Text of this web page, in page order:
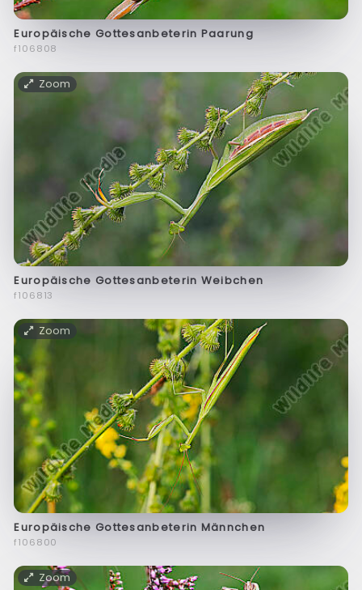
Europäische Gottesanbeterin Paarung
f106808
Zoom
Europäische Gottesanbeterin Weibchen
f106813
Zoom
Europäische Gottesanbeterin Männchen
f106800
Zoom